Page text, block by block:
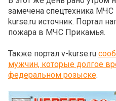
замечена спецтехника
kurse.ru источник. Портал
пожара в МЧС Прикамья.
Также портал v-kurse.ru
мужчин, которые долгое
федеральном розыске.